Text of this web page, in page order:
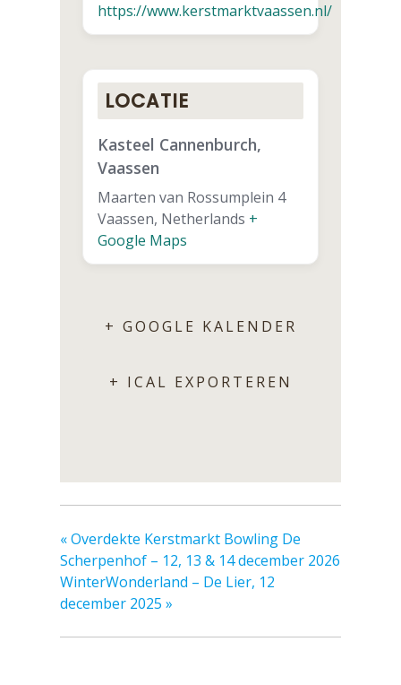
https://www.kerstmarktvaassen.nl/
LOCATIE
Kasteel Cannenburch,
Vaassen
Maarten van Rossumplein 4
Vaassen, Netherlands +
Google Maps
+ GOOGLE KALENDER
+ ICAL EXPORTEREN
«Overdekte Kerstmarkt Bowling De
Scherpenhof – 12, 13 & 14 december 2026
WinterWonderland – De Lier, 12
december 2025 »